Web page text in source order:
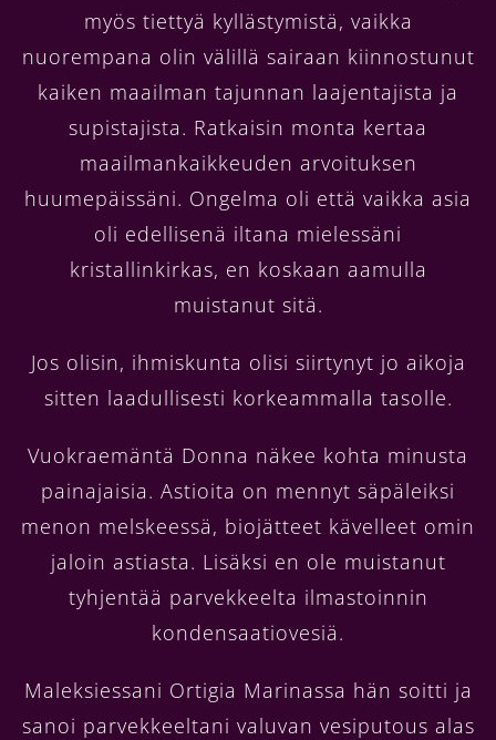
myös tiettyä kyllästymistä, vaikka
nuorempana olin välillä sairaan kiinnostunut
kaiken maailman tajunnan laajentajista ja
supistajista. Ratkaisin monta kertaa
maailmankaikkeuden arvoituksen
huumepäissäni. Ongelma oli että vaikka asia
oli edellisenä iltana mielessäni
kristallinkirkas, en koskaan aamulla
muistanut sitä.
Jos olisin, ihmiskunta olisi siirtynyt jo aikoja
sitten laadullisesti korkeammalla tasolle.
Vuokraemäntä Donna näkee kohta minusta
painajaisia. Astioita on mennyt säpäleiksi
menon melskeessä, biojätteet kävelleet omin
jaloin astiasta. Lisäksi en ole muistanut
tyhjentää parvekkeelta ilmastoinnin
kondensaatiovesiä.
Maleksiessani Ortigia Marinassa hän soitti ja
sanoi parvekkeeltani valuvan vesiputous alas